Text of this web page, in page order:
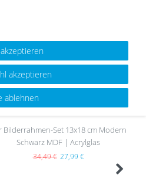
Bilderrahmen-Set 13x18 cm Modern
Schwarz MDF | Acrylglas
34,49 € 27,99 €
akzeptieren
ablehnen